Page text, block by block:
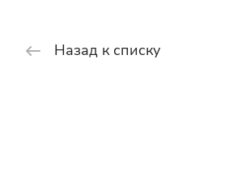
Назад к списку